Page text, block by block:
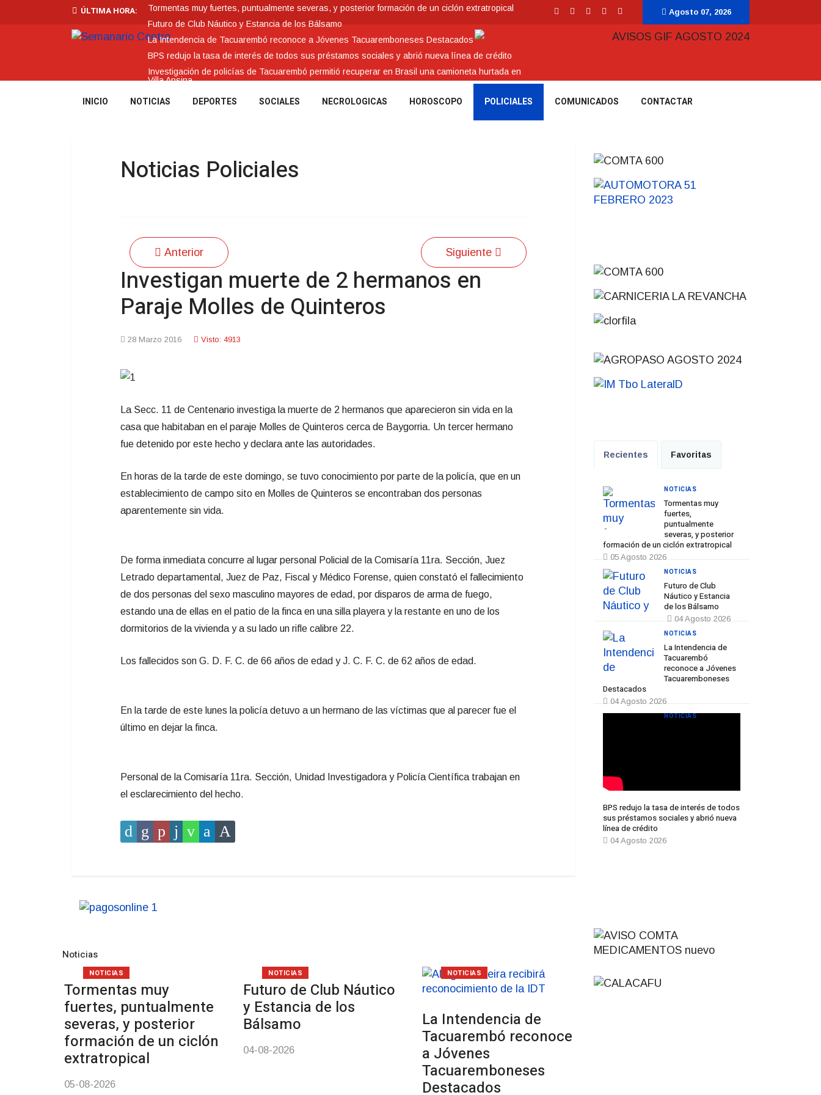
ÚLTIMA HORA:
Tormentas muy fuertes, puntualmente severas, y posterior formación de un ciclón extratropical
Futuro de Club Náutico y Estancia de los Bálsamo
La Intendencia de Tacuarembó reconoce a Jóvenes Tacuaremboneses Destacados
BPS redujo la tasa de interés de todos sus préstamos sociales y abrió nueva línea de crédito
Investigación de policías de Tacuarembó permitió recuperar en Brasil una camioneta hurtada en
Villa Ansina
Agosto 07, 2026
INICIO NOTICIAS DEPORTES SOCIALES NECROLOGICAS HOROSCOPO POLICIALES COMUNICADOS CONTACTAR
Noticias Policiales
Anterior Siguiente
Investigan muerte de 2 hermanos en
Paraje Molles de Quinteros
28 Marzo 2016 Visto: 4913
La Secc. 11 de Centenario investiga la muerte de 2 hermanos que aparecieron sin vida en la
casa que habitaban en el paraje Molles de Quinteros cerca de Baygorria. Un tercer hermano
fue detenido por este hecho y declara ante las autoridades.
En horas de la tarde de este domingo, se tuvo conocimiento por parte de la policía, que en un
establecimiento de campo sito en Molles de Quinteros se encontraban dos personas
aparentemente sin vida.
De forma inmediata concurre al lugar personal Policial de la Comisaría 11ra. Sección, Juez
Letrado departamental, Juez de Paz, Fiscal y Médico Forense, quien constató el fallecimiento
de dos personas del sexo masculino mayores de edad, por disparos de arma de fuego,
estando una de ellas en el patio de la finca en una silla playera y la restante en uno de los
dormitorios de la vivienda y a su lado un rifle calibre 22.
Los fallecidos son G. D. F. C. de 66 años de edad y J. C. F. C. de 62 años de edad.
En la tarde de este lunes la policía detuvo a un hermano de las víctimas que al parecer fue el
último en dejar la finca.
Personal de la Comisaría 11ra. Sección, Unidad Investigadora y Policía Científica trabajan en
el esclarecimiento del hecho.
Noticias Next
Tormentas muy
fuertes, puntualmente
severas, y posterior
formación de un ciclón
extratropical
05-08-2026
NOTICIAS
Futuro de Club Náutico
y Estancia de los
Bálsamo
04-08-2026
NOTICIAS
La Intendencia de
Tacuarembó reconoce
a Jóvenes
Tacuaremboneses
Destacados
NOTICIAS
Recientes Favoritas
Tormentas muy
fuertes,
puntualmente
severas, y posterior
formación de un ciclón extratropical
05 Agosto 2026
NOTICIAS
Futuro de Club
Náutico y Estancia
de los Bálsamo
04 Agosto 2026
NOTICIAS
La Intendencia de
Tacuarembó
reconoce a Jóvenes
Tacuaremboneses
Destacados
04 Agosto 2026
NOTICIAS
BPS redujo la tasa de interés de todos
sus préstamos sociales y abrió nueva
línea de crédito
04 Agosto 2026
NOTICIAS